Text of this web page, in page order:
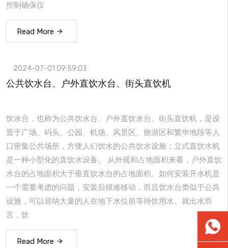
控制确保仅
Read More
2024-07-01 09:59:03
公共饮水台、户外直饮水台、街头直饮机
饮水台，也称为公共饮水台、户外直饮水台、街头直饮机，是设
置于广场、码头、公园、机场、风景区、旅游区和繁华地段等人
口密集公共场所，方便人们饮水的公共饮水设施；立式直饮水机
是一种小型化的直饮水设备。 从外观和占地面积来看，户外直饮
水台的占地面积大于垂直饮水台的占地面积。如何安装开水机是
一个需要考虑的问题，安装后很难移动，而且饮水台类似于公共
设施，可以容纳大量的人在地下水位前等待饮用水。就出水而
言，饮
Read More